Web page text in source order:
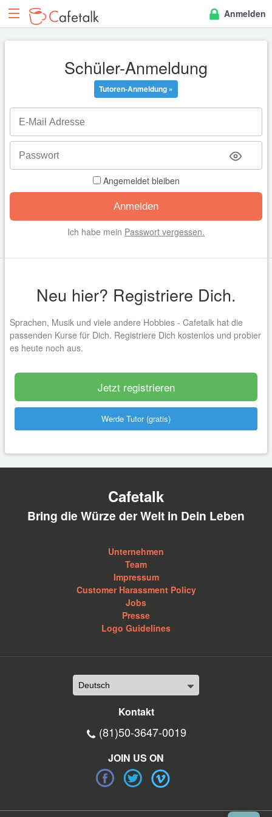
Anmelden
Schüler-Anmeldung
Tutoren-Anmeldung »
Angemeldet bleiben
Ich habe mein Passwort vergessen.
Neu hier? Registriere Dich.
Sprachen, Musik und viele andere Hobbies - Cafetalk hat die
passenden Kurse für Dich. Registriere Dich kostenlos und probier
es heute noch aus.
Jetzt registrieren
Werde Tutor (gratis)
Cafetalk
Bring die Würze der Welt in Dein Leben
Unternehmen
Team
Impressum
Customer Harassment Policy
Jobs
Presse
Logo Guidelines
Kontakt
(81)50-3647-0019
JOIN US ON